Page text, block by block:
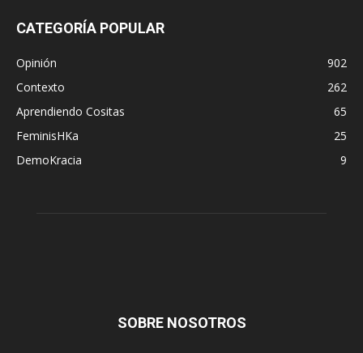
CATEGORÍA POPULAR
Opinión
902
Contexto
262
Aprendiendo Cositas
65
FeminisHKa
25
DemoKracia
9
SOBRE NOSOTROS